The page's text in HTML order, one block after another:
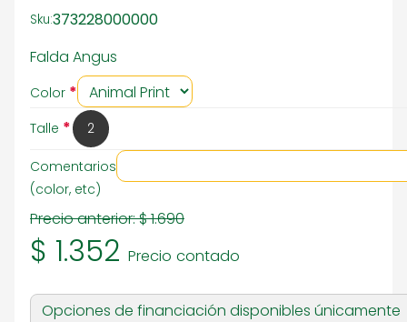
Sku:373228000000
Falda Angus
Color *
Talle * 2
Comentarios
(color, etc)
Precio anterior:$ 1.690
$ 1.352 Precio contado
Opciones de financiación disponibles únicamente